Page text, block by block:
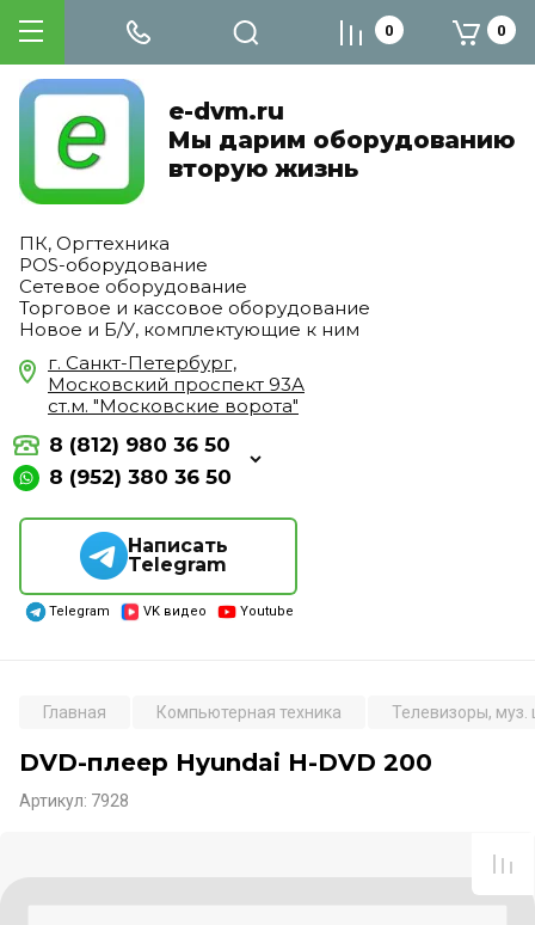
e-dvm.ru
Мы дарим оборудованию
вторую жизнь
ПК, Оргтехника
POS-оборудование
Сетевое оборудование
Торговое и кассовое оборудование
Новое и Б/У, комплектующие к ним
г. Санкт-Петербург,
Московский проспект 93А
ст.м. "Московские ворота"
8 (812) 980 36 50
8 (952) 380 36 50
Написать
Telegram
Telegram VK видео Youtube
0 0
Главная Компьютерная техника Телевизоры,
DVD-плеер Hyundai H-DVD 200
Артикул: 7928